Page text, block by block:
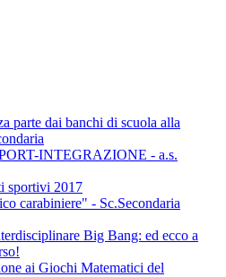
parte dai banchi di scuola alla
INTEGRAZIONE - a.s.
sportivi 2017
carabiniere" - Sc.Secondaria
Big Bang: ed ecco a
ai Giochi Matematici del